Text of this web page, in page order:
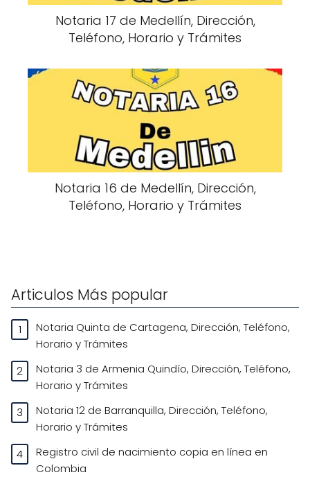
Notaria 17 de Medellín, Dirección,
Teléfono, Horario y Trámites
Notaria 16 de Medellín, Dirección,
Teléfono, Horario y Trámites
Articulos Más popular
Notaria Quinta de Cartagena, Dirección, Teléfono,
Horario y Trámites
Notaria 3 de Armenia Quindío, Dirección, Teléfono,
Horario y Trámites
Notaria 12 de Barranquilla, Dirección, Teléfono,
Horario y Trámites
Registro civil de nacimiento copia en línea en
Colombia